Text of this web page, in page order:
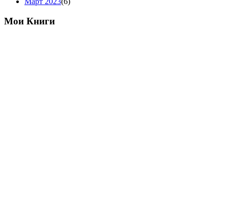
Мои Книги